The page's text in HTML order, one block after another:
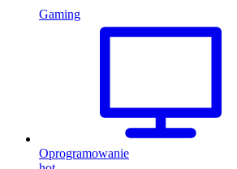
Gaming
Oprogramowanie